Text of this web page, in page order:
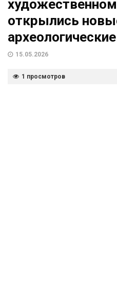
открылись
15.05.2026
1 просмотров